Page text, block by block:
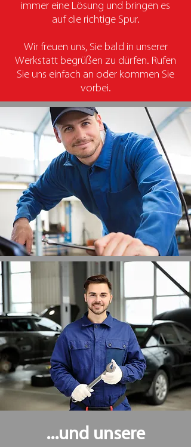
immer eine Lösung und bringen es
auf die richtige Spur.
Wir freuen uns, Sie bald in unserer
Werkstatt begrüßen zu dürfen. Rufen
Sie uns einfach an oder kommen Sie
vorbei.
...und unsere